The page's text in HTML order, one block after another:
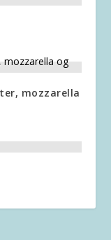
mozzarella